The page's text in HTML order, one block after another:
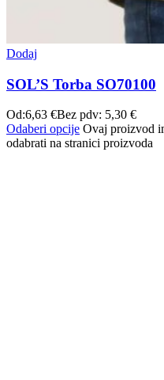
Dodaj
SOL’S Torba SO70100
Od:6,63 €Bez pdv: 5,30 €
Odaberi opcije Ovaj proizvod
odabrati na stranici proizvoda